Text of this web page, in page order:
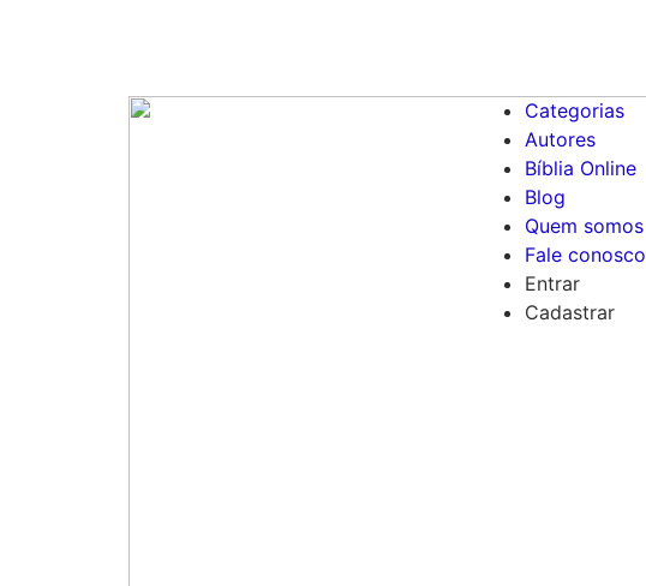
Categorias
Autores
Bíblia Online
Blog
Quem somos
Fale conosco
Entrar
Cadastrar